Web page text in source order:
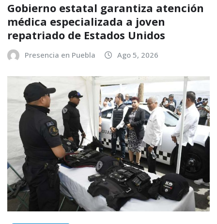
Gobierno estatal garantiza atención
médica especializada a joven
repatriado de Estados Unidos
Presencia en Puebla Ago 5, 2026